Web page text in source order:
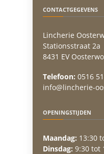
CONTACTGEGEVENS
Lincherie
Stationsstraat 2a
8431 EV
Telefoon: 0516
info@lincherie-
OPENINGSTIJDEN
Maandag: 13:30
Dinsdag: 9:30 tot